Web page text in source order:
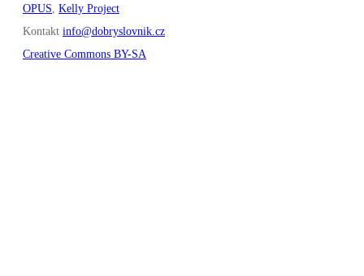
OPUS Kelly Project
Kontakt info@dobryslovnik.cz
Creative Commons BY-SA